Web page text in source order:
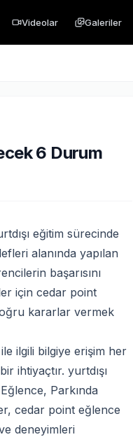
Videolar Galeriler
6 Durum
eğitim sürecinde
alanında yapılan
başarısını
için cedar point
kararlar vermek
ilgili bilgiye erişim her
ihtiyaçtır. yurtdışı
Parkında
cedar point eğlence
deneyimleri